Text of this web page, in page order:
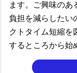
ます。ご興味のあ
負担を減らしたい
クトタイム短縮
するところから始